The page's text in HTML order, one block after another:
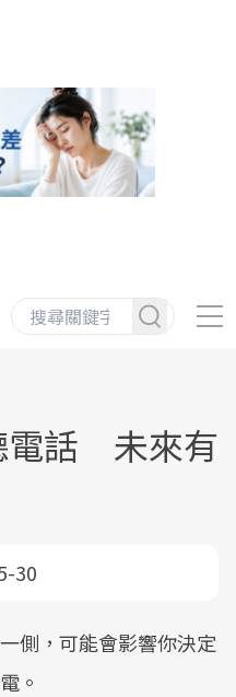
電話 未來有
30
側，可能會影響你決定
。